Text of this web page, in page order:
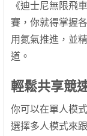
《迪士尼無限飛
賽，你就得掌握
用氮氣推進，並
道。
輕鬆共享競
你可以在單人模
選擇多人模式來